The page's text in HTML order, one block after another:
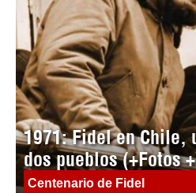
1971: Fidel en Chile,
dos pueblos (+Fotos
Centenario de Fidel